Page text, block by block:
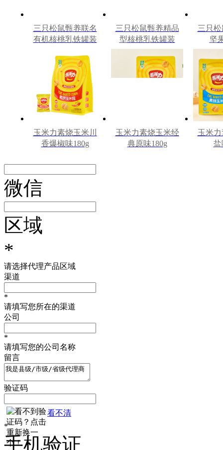
三只松鼠甄养联名
有机核桃乳铁罐装
三只松鼠甄养精品
型核桃乳铁罐装
240ml*12罐
三只
坚
玉米力素烧玉米川
香爆椒味180g
玉米力素烧玉米经
典原味180g
玉米
盐
微信
区域
*
请选择代理产品区域
渠道
*
请填写您所在的渠道
公司
*
请填写您的公司名称
留言
验证码
看不清
*
手机验证